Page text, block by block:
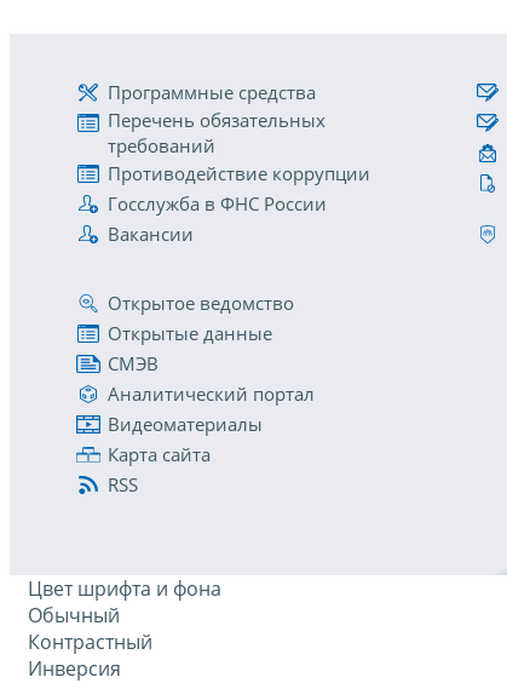
Программные средства
Перечень обязательных
требований
Противодействие коррупции
Госслужба в ФНС России
Вакансии
Открытое ведомство
Открытые данные
СМЭВ
Аналитический портал
Видеоматериалы
Карта сайта
RSS
Цвет шрифта и фона
Обычный
Контрастный
Инверсия